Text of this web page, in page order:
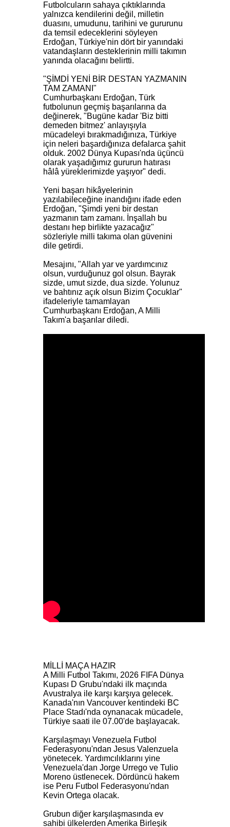
Futbolcuların sahaya çıktıklarında
yalnızca kendilerini değil, milletin
duasını, umudunu, tarihini ve gururunu
da temsil edeceklerini söyleyen
Erdoğan, Türkiye'nin dört bir yanındaki
vatandaşların desteklerinin milli takımın
yanında olacağını belirtti.
"ŞİMDİ YENİ BİR DESTAN YAZMANIN
TAM ZAMANI"
Cumhurbaşkanı Erdoğan, Türk
futbolunun geçmiş başarılarına da
değinerek, "Bugüne kadar 'Biz bitti
demeden bitmez' anlayışıyla
mücadeleyi bırakmadığınıza, Türkiye
için neleri başardığınıza defalarca şahit
olduk. 2002 Dünya Kupası'nda üçüncü
olarak yaşadığımız gururun hatırası
hâlâ yüreklerimizde yaşıyor" dedi.
Yeni başarı hikâyelerinin
yazılabileceğine inandığını ifade eden
Erdoğan, "Şimdi yeni bir destan
yazmanın tam zamanı. İnşallah bu
destanı hep birlikte yazacağız"
sözleriyle milli takıma olan güvenini
dile getirdi.
Mesajını, "Allah yar ve yardımcınız
olsun, vurduğunuz gol olsun. Bayrak
sizde, umut sizde, dua sizde. Yolunuz
ve bahtınız açık olsun Bizim Çocuklar"
ifadeleriyle tamamlayan
Cumhurbaşkanı Erdoğan, A Milli
Takım'a başarılar diledi.
MİLLİ MAÇA HAZIR
A Milli Futbol Takımı, 2026 FIFA Dünya
Kupası D Grubu'ndaki ilk maçında
Avustralya ile karşı karşıya gelecek.
Kanada'nın Vancouver kentindeki BC
Place Stadı'nda oynanacak mücadele,
Türkiye saati ile 07.00'de başlayacak.
Karşılaşmayı Venezuela Futbol
Federasyonu'ndan Jesus Valenzuela
yönetecek. Yardımcılıklarını yine
Venezuela'dan Jorge Urrego ve Tulio
Moreno üstlenecek. Dördüncü hakem
ise Peru Futbol Federasyonu'ndan
Kevin Ortega olacak.
Grubun diğer karşılaşmasında ev
sahibi ülkelerden Amerika Birleşik